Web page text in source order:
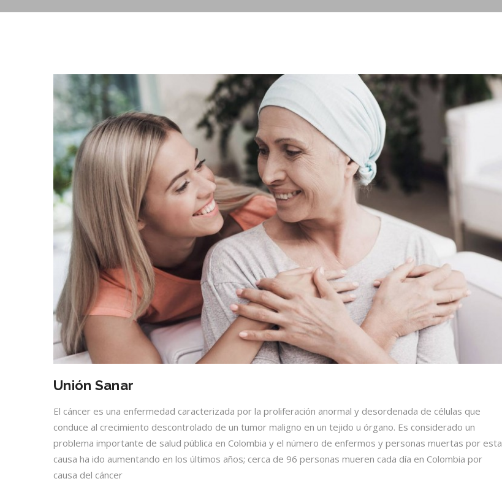
Unión Sanar
El cáncer es una enfermedad caracterizada por la proliferación anormal y desordenada de células que
conduce al crecimiento descontrolado de un tumor maligno en un tejido u órgano. Es considerado un
problema importante de salud pública en Colombia y el número de enfermos y personas muertas por esta
causa ha ido aumentando en los últimos años; cerca de 96 personas mueren cada día en Colombia por
causa del cáncer